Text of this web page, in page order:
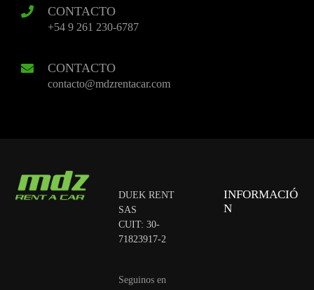
CONTACTO
+54 9 261 230-6787
CONTACTO
contacto@mdzrentacar.com
DUEK RENT
SAS
CUIT: 30-
71823917-2
Seguinos en
INFORMACIÓ
N